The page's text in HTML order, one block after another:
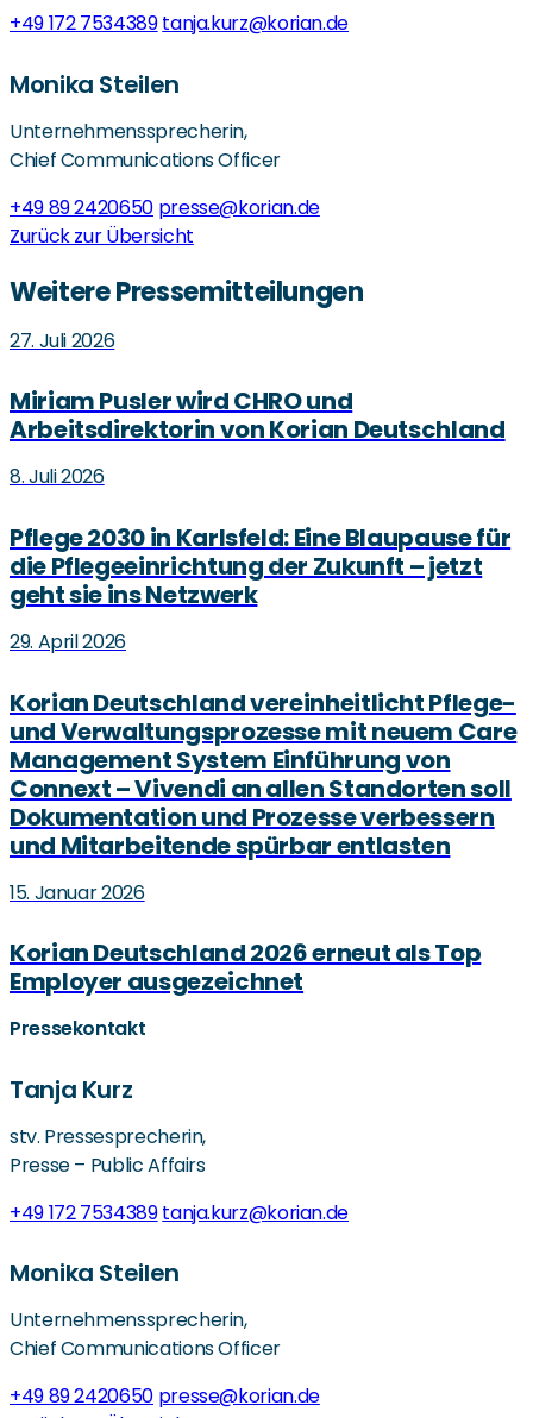
+49 172 7534389tanja.kurz@korian.de
Monika Steilen
Unternehmenssprecherin,
Chief Communications Officer
+49 89 2420650 presse@korian.de
Zurück zur Übersicht
Weitere Pressemitteilungen
27. Juli 2026
Miriam Pusler wird CHRO und
Arbeitsdirektorin von Korian Deutschland
8. Juli 2026
Pflege 2030 in Karlsfeld: Eine Blaupause für
die Pflegeeinrichtung der Zukunft – jetzt
geht sie ins Netzwerk
29. April 2026
Korian Deutschland vereinheitlicht Pflege-
und Verwaltungsprozesse mit neuem Care
Management System Einführung von
Connext – Vivendi an allen Standorten soll
Dokumentation und Prozesse verbessern
und Mitarbeitende spürbar entlasten
15. Januar 2026
Korian Deutschland 2026 erneut als Top
Employer ausgezeichnet
Pressekontakt
Tanja Kurz
stv. Pressesprecherin,
Presse – Public Affairs
+49 172 7534389tanja.kurz@korian.de
Monika Steilen
Unternehmenssprecherin,
Chief Communications Officer
+49 89 2420650 presse@korian.de